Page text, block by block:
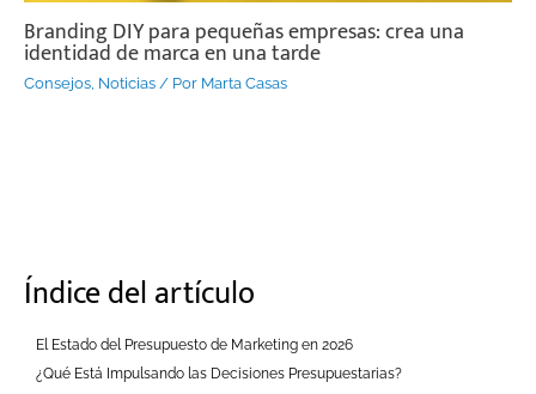
Branding DIY para pequeñas empresas: crea una
identidad de marca en una tarde
Consejos Noticias / Por Marta Casas
Índice del artículo
El Estado del Presupuesto de Marketing en 2026
¿Qué Está Impulsando las Decisiones Presupuestarias?